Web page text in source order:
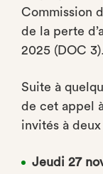
Commission
de la perte
2025 (DOC 3).
Suite à
de cet appel
invités à
Jeudi 27